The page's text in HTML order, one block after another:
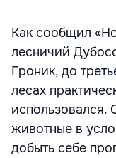
Как сообщил
лесничий
Гроник, до
лесах
использовался.
животные в
добыть себе